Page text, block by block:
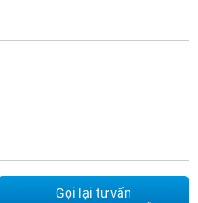
Gọi lại tư vấn